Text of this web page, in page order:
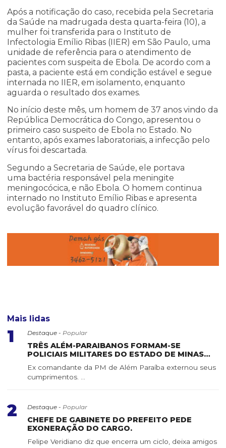
Mais lidas
1 Destaque - Popular
TRÊS ALÉM-PARAIBANOS FORMAM-SE
POLICIAIS MILITARES DO ESTADO DE MINAS
Ex comandante da PM de Além Paraíba externou seus
cumprimentos. ...
2 Destaque - Popular
CHEFE DE GABINETE DO PREFEITO PEDE
EXONERAÇÃO DO CARGO.
Felipe Veridiano diz que encerra um ciclo, deixa amigos
Após a notificação do caso, recebida pela Secretaria
da Saúde na madrugada desta quarta-feira (10), a
mulher foi transferida para o Instituto de
Infectologia Emílio Ribas (IIER) em São Paulo, uma
unidade de referência para o atendimento de
pacientes com suspeita de Ebola. De acordo com a
pasta, a paciente está em condição estável e segue
internada no IIER, em isolamento, enquanto
aguarda o resultado dos exames.
No início deste mês, um homem de 37 anos vindo da
República Democrática do Congo, apresentou o
primeiro caso suspeito de Ebola no Estado. No
entanto, após exames laboratoriais, a infecção pelo
vírus foi descartada.
Segundo a Secretaria de Saúde, ele portava
uma bactéria responsável pela meningite
meningocócica, e não Ebola. O homem continua
internado no Instituto Emílio Ribas e apresenta
evolução favorável do quadro clínico.